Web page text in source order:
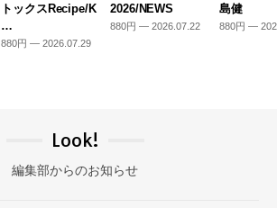
トックスRecipe/K
…
880円 — 2026.07.29
2026/NEWS
880円 — 2026.07.22
島健
880円 —
Look!
編集部からのお知らせ